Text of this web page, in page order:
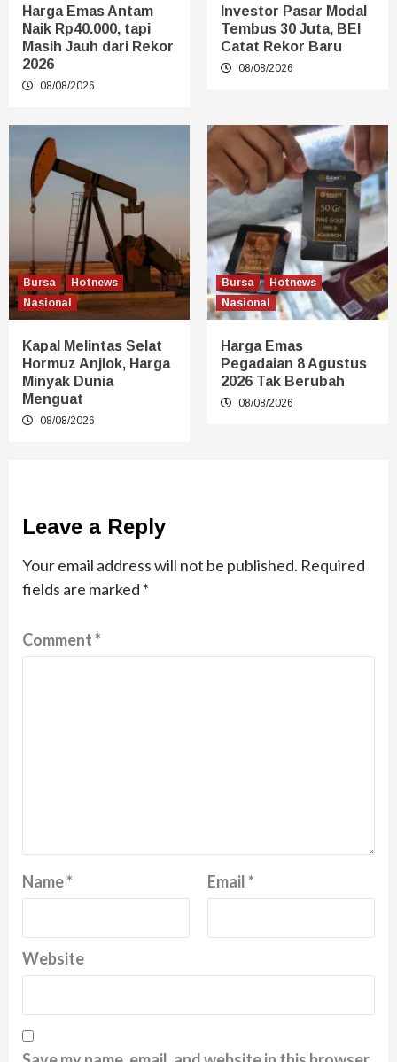
Harga Emas Antam
Naik Rp40.000, tapi
Masih Jauh dari Rekor
2026
08/08/2026
Investor Pasar Modal
Tembus 30 Juta, BEI
Catat Rekor Baru
08/08/2026
Bursa
Hotnews
Nasional
Kapal Melintas Selat
Hormuz Anjlok, Harga
Minyak Dunia
Menguat
08/08/2026
Bursa
Hotnews
Nasional
Harga Emas
Pegadaian 8 Agustus
2026 Tak Berubah
08/08/2026
Leave a Reply
Your email address will not be published. Required
fields are marked *
Comment*
Name* Email*
Website